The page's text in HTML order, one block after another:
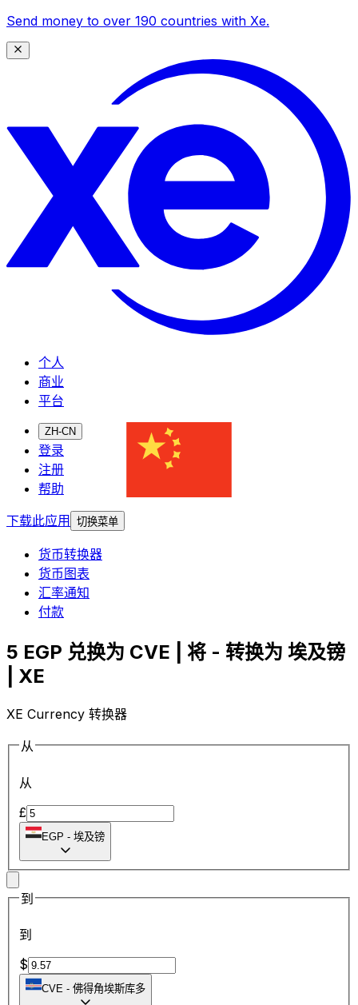
Send money to over 190 countries with Xe.
个人
商业
平台
ZH-CN
登录
注册
帮助
下载此应用
切换菜单
货币转换器
货币图表
汇率通知
付款
5 EGP 兑换为 CVE | 将 - 转换为 埃及镑
| XE
XE Currency 转换器
从
从
£
EGP - 埃及镑
到
到
$
CVE - 佛得角埃斯库多